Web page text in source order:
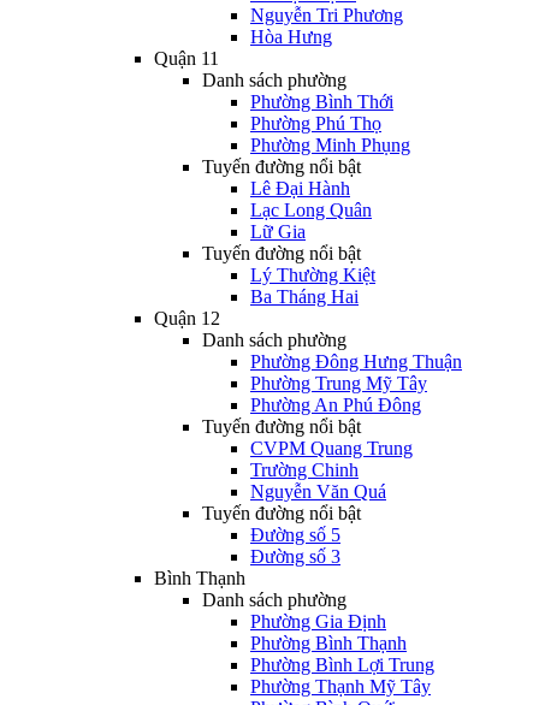
Nguyễn Tri Phương
Hòa Hưng
Quận 11
Danh sách phường
Phường Bình Thới
Phường Phú Thọ
Phường Minh Phụng
Tuyến đường nổi bật
Lê Đại Hành
Lạc Long Quân
Lữ Gia
Tuyến đường nổi bật
Lý Thường Kiệt
Ba Tháng Hai
Quận 12
Danh sách phường
Phường Đông Hưng Thuận
Phường Trung Mỹ Tây
Phường An Phú Đông
Tuyến đường nổi bật
CVPM Quang Trung
Trường Chinh
Nguyễn Văn Quá
Tuyến đường nổi bật
Đường số 5
Đường số 3
Bình Thạnh
Danh sách phường
Phường Gia Định
Phường Bình Thạnh
Phường Bình Lợi Trung
Phường Thạnh Mỹ Tây